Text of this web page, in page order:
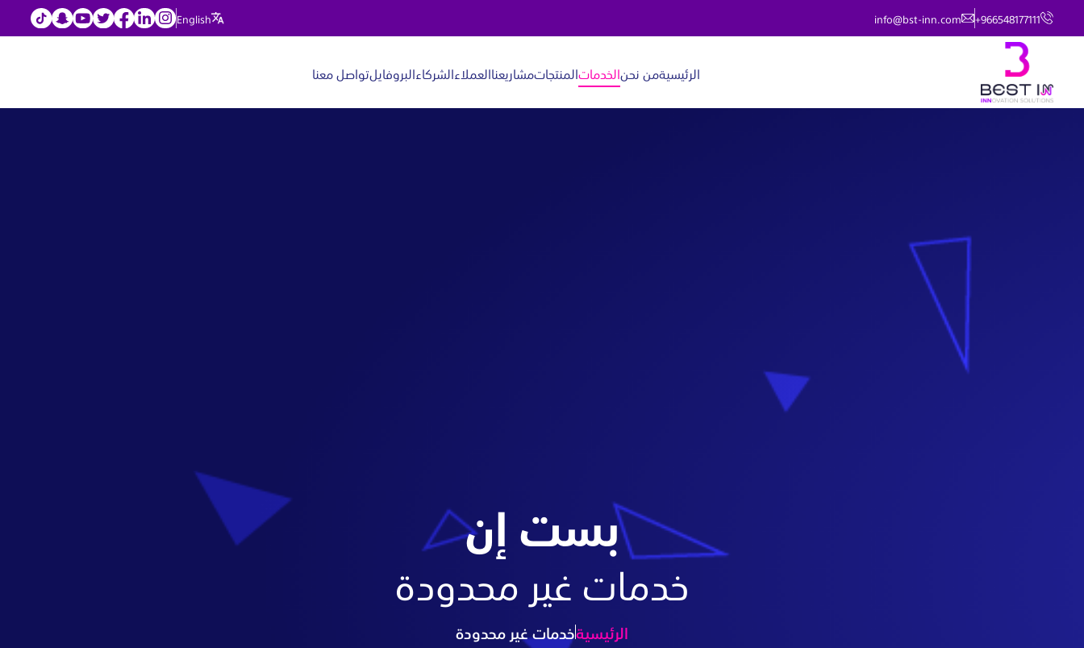
+966548177111
info@bst-inn.com
English
الرئيسيةمن نحنالخدماتالمنتجاتمشاريعناالعملاءالشركاءالبروفايلتواصل معنا
بست إن
خدمات غير محدودة
الرئيسيةخدمات غير محدودة